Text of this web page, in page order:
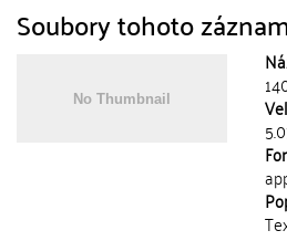
Soubory tohoto